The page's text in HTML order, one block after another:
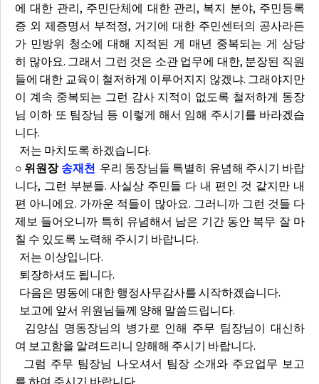
에 대한 관리, 주민단체에 대한 관리, 복지 분야, 주민등록
증 외 제증명서 부적정, 거기에 대한 주민센터의 공사라든
가 민방위 청소에 대해 지적된 게 매년 중복되는 게 상당
히 많아요. 그래서 그런 것은 소관 업무에 대한, 분장된 직원
들에 대한 교육이 철저하게 이루어지지 않겠냐. 그래야지만
이 계속 중복되는 그런 감사 지적이 없도록 철저하게 동장
님 이하 또 팀장님 등 이렇게 해서 임해 주시기를 바라겠습
니다.
저는 마치도록 하겠습니다.
○ 위원장 송재천 우리 동장님들 특별히 유념해 주시기 바랍
니다, 그런 부분들. 사실상 주민들 다 내 편인 것 같지만 내
편 아니에요. 가까운 적들이 많아요. 그러니까 그런 것들 다
제보 들어오니까 특히 유념해서 남은 기간 동안 복무 잘 마
칠 수 있도록 노력해 주시기 바랍니다.
저는 이상입니다.
퇴장하셔도 됩니다.
다음은 명동에 대한 행정사무감사를 시작하겠습니다.
보고에 앞서 위원님들께 양해 말씀드립니다.
김양심 명동장님의 병가로 인해 주무 팀장님이 대신하
여 보고함을 알려드리니 양해해 주시기 바랍니다.
그럼 주무 팀장님 나오셔서 팀장 소개와 주요업무 보고
를 하여 주시기 바랍니다.